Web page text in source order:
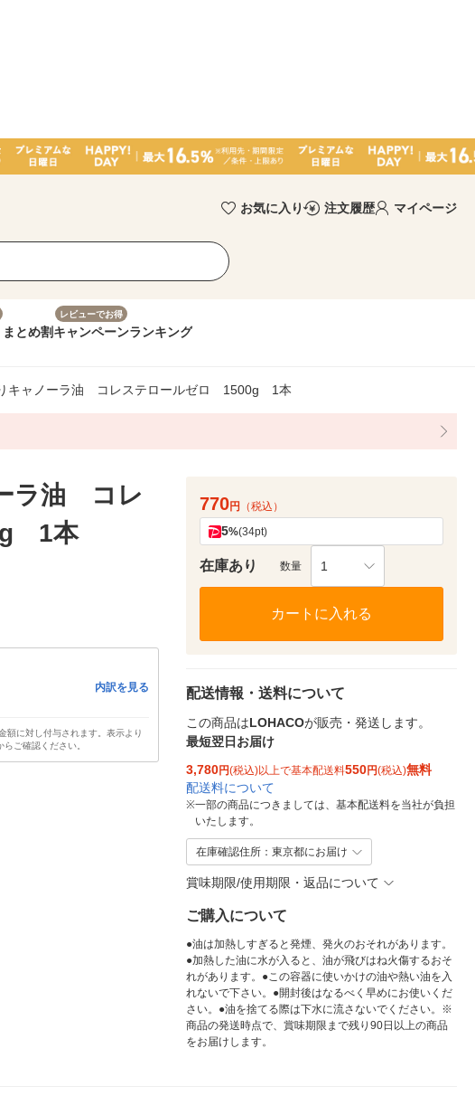
お気に入り 注文履歴 マイページ
まとめ割
レビューでお得
キャンペーンランキング
キャノーラ油 コレステロールゼロ 1500g 1本
ラ油 コレ
1本
内訳を見る
額に対し付与されます。表示より
ご確認ください。
770円 （税込）
5%(34pt)
在庫あり 数量 1
カートに入れる
配送情報・送料について
この商品はLOHACOが販売・発送します。
最短翌日お届け
3,780円(税込)以上で基本配送料550円(税込)無料
配送料について
※一部の商品につきましては、基本配送料を当社が負担
いたします。
在庫確認住所：東京都にお届け
賞味期限/使用期限・返品について
ご購入について
●油は加熱しすぎると発煙、発火のおそれがあります。
●加熱した油に水が入ると、油が飛びはね火傷するおそ
れがあります。●この容器に使いかけの油や熱い油を入
れないで下さい。●開封後はなるべく早めにお使いくだ
さい。●油を捨てる際は下水に流さないでください。※
商品の発送時点で、賞味期限まで残り90日以上の商品
をお届けします。